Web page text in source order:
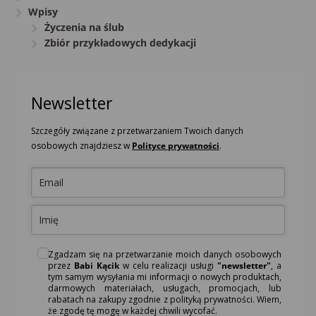
Wpisy
Życzenia na ślub
Zbiór przykładowych dedykacji
Newsletter
Szczegóły związane z przetwarzaniem Twoich danych
osobowych znajdziesz w Polityce prywatności.
Zgadzam się na przetwarzanie moich danych osobowych
przez Babi Kącikw celu realizacji usługi"newsletter", a
tym samym wysyłania mi informacji o nowych produktach,
darmowych materiałach, usługach, promocjach, lub
rabatach na zakupy zgodnie z polityką prywatności. Wiem,
że zgodę tę mogę w każdej chwili wycofać.